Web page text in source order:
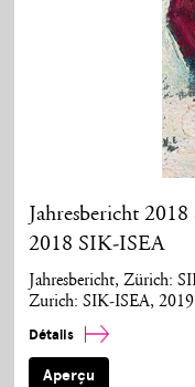
Jahresbericht
2018 SIK-ISEA
Jahresbericht, Zürich:
Zurich: SIK-ISEA, 2019
Détails
Aperçu